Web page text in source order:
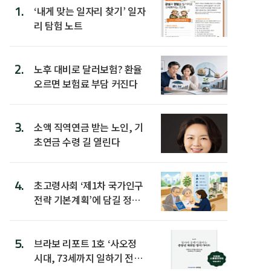
1.
‘내게 맞는 일자리 찾기’ 일자
리 탐험 노트
2.
노후 대비로 달러보험? 환율
오르면 보험료 부담 커진다
3.
소액 직역연금 받는 노인, 기
초연금 수령 길 열린다
4.
초고령사회 ‘제1차 국가인구
전략 기본계획’에 담길 정책
5.
브라보 리포트 1호 ‘사오정
시대, 73세까지 일하기 전략’